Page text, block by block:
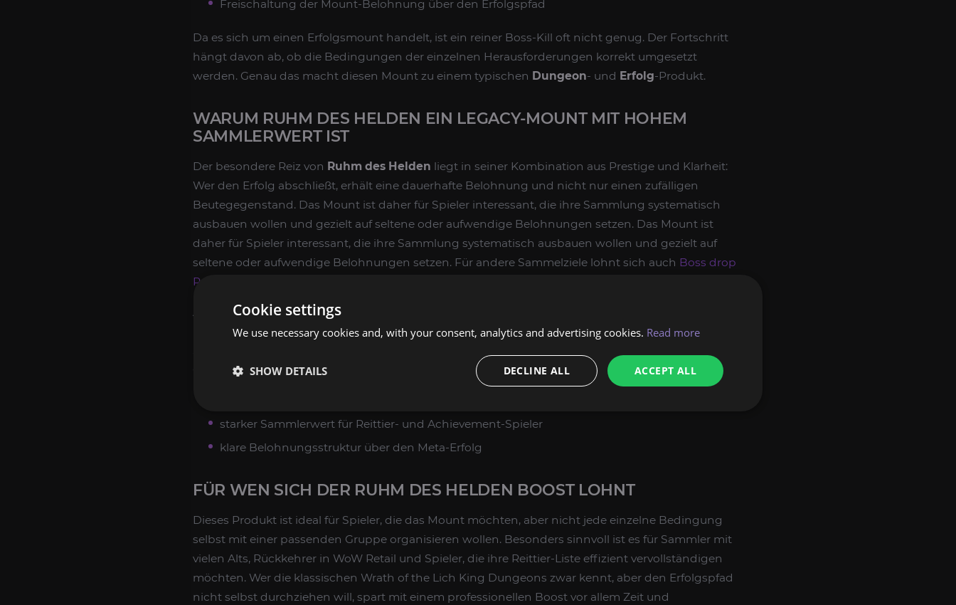
Freischaltung der Mount-Belohnung über den Erfolgspfad
Da es sich um einen Erfolgsmount handelt, ist ein reiner Boss-Kill oft nicht genug. Der Fortschritt
hängt davon ab, ob die Bedingungen der einzelnen Herausforderungen korrekt umgesetzt
werden. Genau das macht diesen Mount zu einem typischen Dungeon- und Erfolg-Produkt.
WARUM RUHM DES HELDEN EIN LEGACY-MOUNT MIT HOHEM
SAMMLERWERT IST
Der besondere Reiz von Ruhm des Helden liegt in seiner Kombination aus Prestige und Klarheit:
Wer den Erfolg abschließt, erhält eine dauerhafte Belohnung und nicht nur einen zufälligen
Beutegegenstand. Das Mount ist daher für Spieler interessant, die ihre Sammlung systematisch
ausbauen wollen und gezielt auf seltene oder aufwendige Belohnungen setzen. Das Mount ist
daher für Spieler interessant, die ihre Sammlung systematisch ausbauen wollen und gezielt auf
seltene oder aufwendige Belohnungen setzen. Für andere Sammelziele lohnt sich auch Boss drop
Reittiere
Als Legacy-Inhalt bleibt die Route auch in WoW Retail relevant. Es ist kein aktuelles Saison- oder
Event-Fenster nötig, und es gibt keine Abhängigkeit von einem aktiv laufenden Feiertag.
Genau das machtRuhm des Helden zu einem stabilen Ziel für Mount-Farm-Runs.
starker Sammlerwert für Reittier- und Achievement-Spieler
klare Belohnungsstruktur über den Meta-Erfolg
FÜR WEN SICH DER RUHM DES HELDEN BOOST LOHNT
Dieses Produkt ist ideal für Spieler, die das Mount möchten, aber nicht jede einzelne Bedingung
selbst mit einer passenden Gruppe organisieren wollen. Besonders sinnvoll ist es für Sammler mit
vielen Alts, Rückkehrer in WoW Retail und Spieler, die ihre Reittier-Liste effizient vervollständigen
möchten. Wer die klassischen Wrath of the Lich King Dungeons zwar kennt, aber den Erfolgspfad
nicht selbst durchziehen will, spart mit einem professionellen Boost vor allem Zeit und
Cookie settings
We use necessary cookies and, with your consent, analytics and advertising cookies. Read more
ACCEPT ALL
DECLINE ALL
SHOW DETAILS